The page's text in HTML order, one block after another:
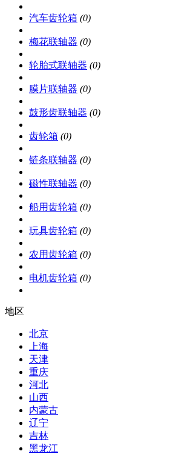
汽车齿轮箱 (0)
梅花联轴器 (0)
轮胎式联轴器 (0)
膜片联轴器 (0)
鼓形齿联轴器 (0)
齿轮箱 (0)
链条联轴器 (0)
磁性联轴器 (0)
船用齿轮箱 (0)
玩具齿轮箱 (0)
农用齿轮箱 (0)
电机齿轮箱 (0)
地区
北京
上海
天津
重庆
河北
山西
内蒙古
辽宁
吉林
黑龙江